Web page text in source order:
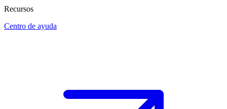
Recursos
Centro de ayuda